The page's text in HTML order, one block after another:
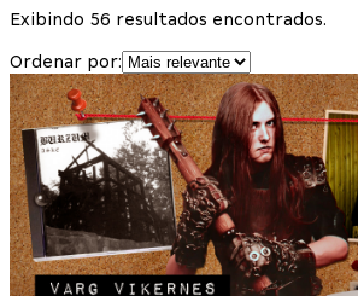
Exibindo 56 resultados encontrados.
Ordenar por: